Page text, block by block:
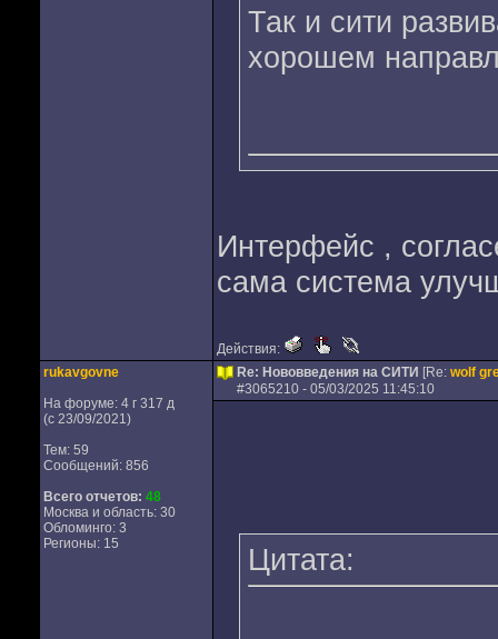
Так и сити
хорошем
Интерфейс ,
сама система
Действия:
rukavgovne
На форуме: 4 г 317 д
(с 23/09/2021)
Тем: 59
Сообщений: 856
Всего отчетов: 48
Москва и область: 30
Обломинго: 3
Регионы: 15
Re: Нововведения на СИТИ [Re: wolf
#3065210- 05/03/2025 11:45:10
Цитата: